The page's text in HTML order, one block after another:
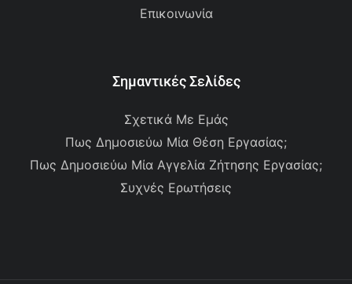
Επικοινωνία
Σημαντικές Σελίδες
Σχετικά Με Εμάς
Πως Δημοσιεύω Μία Θέση Εργασίας;
Πως Δημοσιεύω Μία Αγγελία Ζήτησης Εργασίας;
Συχνές Ερωτήσεις